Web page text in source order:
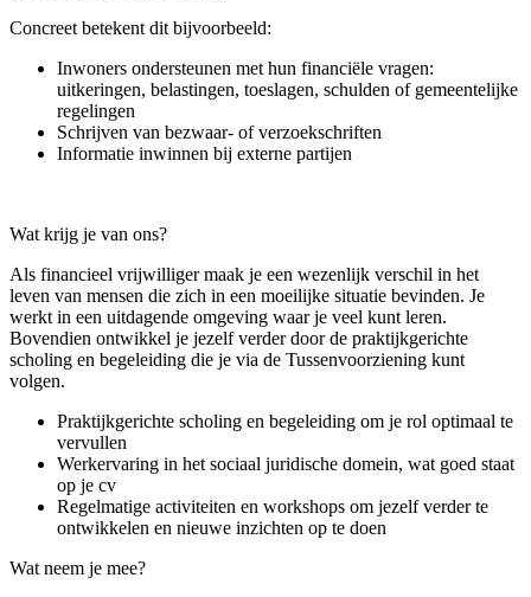
Concreet betekent dit bijvoorbeeld:
Inwoners ondersteunen met hun financiële vragen:
uitkeringen, belastingen, toeslagen, schulden of gemeentelijke
regelingen
Schrijven van bezwaar- of verzoekschriften
Informatie inwinnen bij externe partijen
Wat krijg je van ons?
Als financieel vrijwilliger maak je een wezenlijk verschil in het
leven van mensen die zich in een moeilijke situatie bevinden. Je
werkt in een uitdagende omgeving waar je veel kunt leren.
Bovendien ontwikkel je jezelf verder door de praktijkgerichte
scholing en begeleiding die je via de Tussenvoorziening kunt
volgen.
Praktijkgerichte scholing en begeleiding om je rol optimaal te
vervullen
Werkervaring in het sociaal juridische domein, wat goed staat
op je cv
Regelmatige activiteiten en workshops om jezelf verder te
ontwikkelen en nieuwe inzichten op te doen
Wat neem je mee?